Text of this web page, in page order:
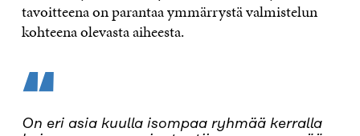
tavoitteena on parantaa ymmärrystä valmistelun
kohteena olevasta aiheesta.
“
On eri asia kuulla isompaa ryhmää kerralla